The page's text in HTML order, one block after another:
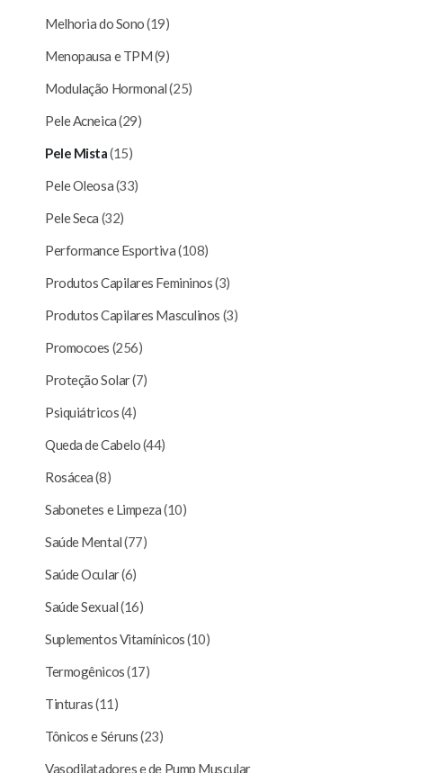
Melhoria do Sono(19)
Menopausa e TPM(9)
Modulação Hormonal(25)
Pele Acneica(29)
Pele Mista(15)
Pele Oleosa(33)
Pele Seca (32)
Performance Esportiva(108)
Produtos Capilares Femininos(3)
Produtos Capilares Masculinos (3)
Promocoes (256)
Proteção Solar(7)
Psiquiátricos(4)
Queda de Cabelo(44)
Rosácea(8)
Sabonetes e Limpeza(10)
Saúde Mental(77)
Saúde Ocular(6)
Saúde Sexual(16)
Suplementos Vitamínicos(10)
Termogênicos(17)
Tinturas(11)
Tônicos e Séruns(23)
Vasodilatadores e de Pump Muscular